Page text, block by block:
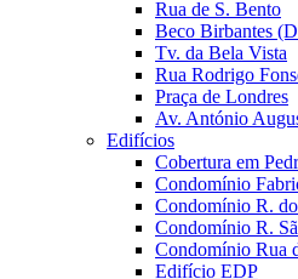
Rua de S. Bento
Beco Birbantes
Tv. da Bela Vista
Rua Rodrigo
Praça de Londres
Av. António
Edifícios
Cobertura em
Condomínio
Condomínio R.
Condomínio R.
Condomínio Rua
Edifício EDP